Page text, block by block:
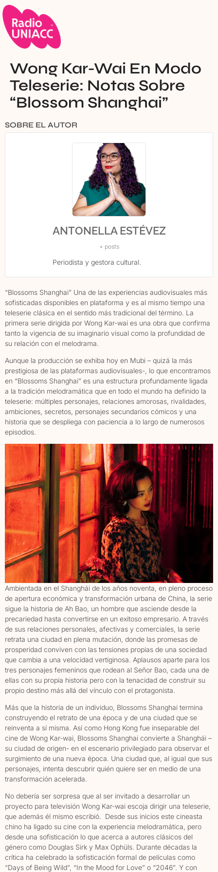
Wong Kar-Wai En Modo
Teleserie: Notas Sobre
“Blossom Shanghai”
SOBRE EL AUTOR
ANTONELLA ESTÉVEZ
+ posts
Periodista y gestora cultural.
“Blossoms Shanghai” Una de las experiencias audiovisuales más
sofisticadas disponibles en plataforma y es al mismo tiempo una
teleserie clásica en el sentido más tradicional del término. La
primera serie dirigida por Wong Kar-wai es una obra que confirma
tanto la vigencia de su imaginario visual como la profundidad de
su relación con el melodrama.
Aunque la producción se exhiba hoy en Mubi – quizá la más
prestigiosa de las plataformas audiovisuales-, lo que encontramos
en “Blossoms Shanghai” es una estructura profundamente ligada
a la tradición melodramática que en todo el mundo ha definido la
teleserie: múltiples personajes, relaciones amorosas, rivalidades,
ambiciones, secretos, personajes secundarios cómicos y una
historia que se despliega con paciencia a lo largo de numerosos
episodios.
Ambientada en el Shanghái de los años noventa, en pleno proceso
de apertura económica y transformación urbana de China, la serie
sigue la historia de Ah Bao, un hombre que asciende desde la
precariedad hasta convertirse en un exitoso empresario. A través
de sus relaciones personales, afectivas y comerciales, la serie
retrata una ciudad en plena mutación, donde las promesas de
prosperidad conviven con las tensiones propias de una sociedad
que cambia a una velocidad vertiginosa. Aplausos aparte para los
tres personajes femeninos que rodean al Señor Bao, cada una de
ellas con su propia historia pero con la tenacidad de construir su
propio destino más allá del vínculo con el protagonista.
Más que la historia de un individuo, Blossoms Shanghai termina
construyendo el retrato de una época y de una ciudad que se
reinventa a sí misma. Así como Hong Kong fue inseparable del
cine de Wong Kar-wai, Blossoms Shanghai convierte a Shanghái –
su ciudad de origen- en el escenario privilegiado para observar el
surgimiento de una nueva época. Una ciudad que, al igual que sus
personajes, intenta descubrir quién quiere ser en medio de una
transformación acelerada.
No debería ser sorpresa que al ser invitado a desarrollar un
proyecto para televisión Wong Kar-wai escoja dirigir una teleserie,
que además él mismo escribió. Desde sus inicios este cineasta
chino ha ligado su cine con la experiencia melodramática, pero
desde una sofisticación lo que acerca a autores clásicos del
género como Douglas Sirk y Max Ophüls. Durante décadas la
crítica ha celebrado la sofisticación formal de películas como
“Days of Being Wild”, “In the Mood for Love” o “2046”. Y con